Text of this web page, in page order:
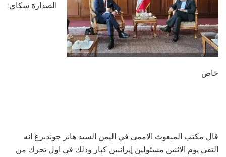
الصدارة سكاي:
خاص
قال مكتب المبعوث الاممي في اليمن السيد هانز جوندبرغ انه
التقى يوم الاثنين مسئولين إيرانيين كبار وذلك في اول تحرك من